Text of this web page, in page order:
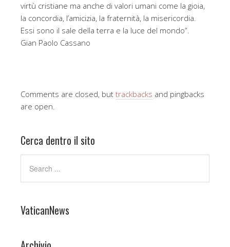
virtù cristiane ma anche di valori umani come la gioia,
la concordia, l’amicizia, la fraternità, la misericordia.
Essi sono il sale della terra e la luce del mondo”.
Gian Paolo Cassano
Comments are closed, but trackbacks and pingbacks
are open.
Cerca dentro il sito
VaticanNews